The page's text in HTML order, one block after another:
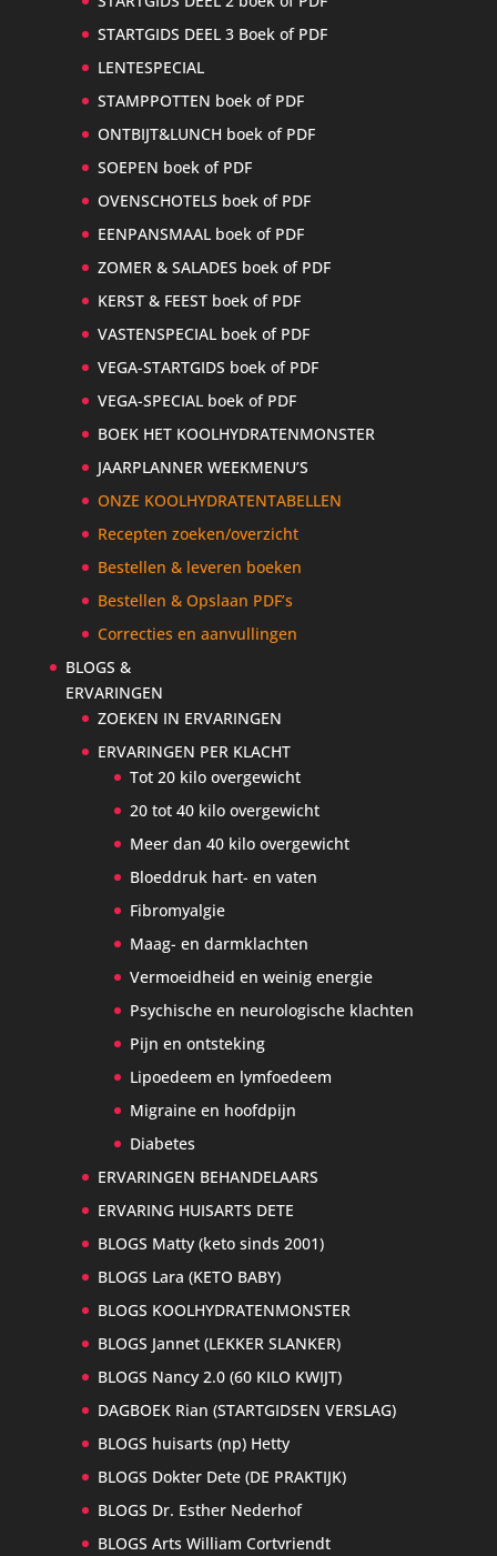
STARTGIDS DEEL 3 Boek of PDF
LENTESPECIAL
STAMPPOTTEN boek of PDF
ONTBIJT&LUNCH boek of PDF
SOEPEN boek of PDF
OVENSCHOTELS boek of PDF
EENPANSMAAL boek of PDF
ZOMER & SALADES boek of PDF
KERST & FEEST boek of PDF
VASTENSPECIAL boek of PDF
VEGA-STARTGIDS boek of PDF
VEGA-SPECIAL boek of PDF
BOEK HET KOOLHYDRATENMONSTER
JAARPLANNER WEEKMENU’S
ONZE KOOLHYDRATENTABELLEN
Recepten zoeken/overzicht
Bestellen & leveren boeken
Bestellen & Opslaan PDF’s
Correcties en aanvullingen
BLOGS &
ERVARINGEN
ZOEKEN IN ERVARINGEN
ERVARINGEN PER KLACHT
Tot 20 kilo overgewicht
20 tot 40 kilo overgewicht
Meer dan 40 kilo overgewicht
Bloeddruk hart- en vaten
Fibromyalgie
Maag- en darmklachten
Vermoeidheid en weinig energie
Psychische en neurologische klachten
Pijn en ontsteking
Lipoedeem en lymfoedeem
Migraine en hoofdpijn
Diabetes
ERVARINGEN BEHANDELAARS
ERVARING HUISARTS DETE
BLOGS Matty (keto sinds 2001)
BLOGS Lara (KETO BABY)
BLOGS KOOLHYDRATENMONSTER
BLOGS Jannet (LEKKER SLANKER)
BLOGS Nancy 2.0 (60 KILO KWIJT)
DAGBOEK Rian (STARTGIDSEN VERSLAG)
BLOGS huisarts (np) Hetty
BLOGS Dokter Dete (DE PRAKTIJK)
BLOGS Dr. Esther Nederhof
BLOGS Arts William Cortvriendt